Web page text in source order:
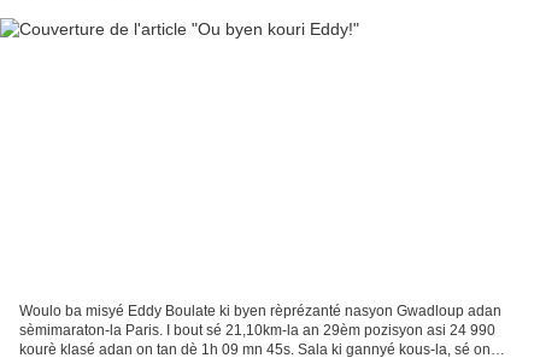
Woulo ba misyé Eddy Boulate ki byen rèprézanté nasyon Gwadloup adan
sèmimaraton-la Paris. I bout sé 21,10km-la an 29èm pozisyon asi 24 990
kourè klasé adan on tan dè 1h 09 mn 45s. Sala ki gannyé kous-la, sé on